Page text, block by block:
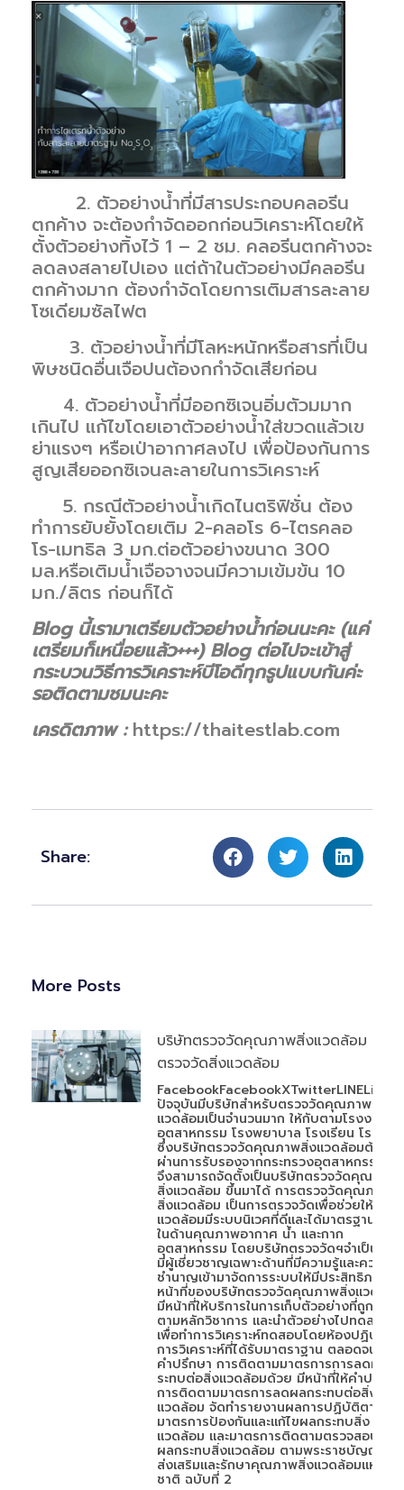
2. ตัวอย่างน้ำที่มีสารประกอบคลอรีน
ตกค้าง จะต้องกำจัดออกก่อนวิเคราะห์โดยให้
ตั้งตัวอย่างทิ้งไว้ 1 – 2 ชม. คลอรีนตกค้างจะ
ลดลงสลายไปเอง แต่ถ้าในตัวอย่างมีคลอรีน
ตกค้างมาก ต้องกำจัดโดยการเติมสารละลาย
โซเดียมซัลไฟต
3. ตัวอย่างน้ำที่มีโลหะหนักหรือสารที่เป็น
พิษชนิดอื่นเจือปนต้องกกำจัดเสียก่อน
4. ตัวอย่างน้ำที่มีออกซิเจนอิ่มตัวมมาก
เกินไป แก้ไขโดยเอาตัวอย่างน้ำใส่ขวดแล้วเข
ย่าแรงๆ หรือเป่าอากาศลงไป เพื่อป้องกันการ
สูญเสียออกซิเจนละลายในการวิเคราะห์
5. กรณีตัวอย่างน้ำเกิดไนตริฟิชั่น ต้อง
ทำการยับยั้งโดยเติม 2-คลอโร 6-ไตรคลอ
โร-เมทธิล 3 มก.ต่อตัวอย่างขนาด 300
มล.หรือเติมน้ำเจือจางจนมีความเข้มข้น 10
มก./ลิตร ก่อนก็ได้
Blog นี้เรามาเตรียมตัวอย่างน้ำก่อนนะคะ (แค่
เตรียมก็เหนื่อยแล้ว+++) Blog ต่อไปจะเข้าสู่
กระบวนวิธีการวิเคราะห์บีโอดีทุกรูปแบบกันค่ะ
รอติดตามชมนะคะ
เครดิตภาพ :https://thaitestlab.com
Share:
More Posts
บริษัทตรวจวัดคุณภาพสิ่งแวดล้อม
ตรวจวัดสิ่งแวดล้อม
FacebookFacebookXTwitterLINELineใน
ปัจจุบันมีบริษัทสำหรับตรวจวัดคุณภาพสิ่ง
แวดล้อมเป็นจำนวนมาก ให้กับตามโรงงาน
อุตสาหกรรม โรงพยาบาล โรงเรียน โรงแรม
ซึ่งบริษัทตรวจวัดคุณภาพสิ่งแวดล้อมต้อง
ผ่านการรับรองจากกระทรวงอุตสาหกรรม
จึงสามารถจัดตั้งเป็นบริษัทตรวจวัดคุณภาพ
สิ่งแวดล้อม ขึ้นมาได้ การตรวจวัดคุณภาพ
สิ่งแวดล้อม เป็นการตรวจวัดเพื่อช่วยให้สิ่ง
แวดล้อมมีระบบนิเวศที่ดีและได้มาตรฐาน ทั้ง
ในด้านคุณภาพอากาศ น้ำ และกาก
อุตสาหกรรม โดยบริษัทตรวจวัดฯจำเป็นต้อง
มีผู้เชี่ยวชาญเฉพาะด้านที่มีความรู้และความ
ชำนาญเข้ามาจัดการระบบให้มีประสิทธิภาพ
หน้าที่ของบริษัทตรวจวัดคุณภาพสิ่งแวดล้อม
มีหน้าที่ให้บริการในการเก็บตัวอย่างที่ถูกต้อง
ตามหลักวิชาการ และนำตัวอย่างไปทดสอบ
เพื่อทำการวิเคราะห์ทดสอบโดยห้องปฏิบัติ
การวิเคราะห์ที่ได้รับมาตราฐาน ตลอดจนให้
คำปรึกษา การติดตามมาตรการการลดผลก
ระทบต่อสิ่งแวดล้อมด้วย มีหน้าที่ให้คำปรึกษา
การติดตามมาตรการลดผลกระทบต่อสิ่ง
แวดล้อม จัดทำรายงานผลการปฏิบัติตาม
มาตรการป้องกันและแก้ไขผลกระทบสิ่ง
แวดล้อม และมาตรการติดตามตรวจสอบ
ผลกระทบสิ่งแวดล้อม ตามพระราชบัญญัติ
ส่งเสริมและรักษาคุณภาพสิ่งแวดล้อมแห่ง
ชาติ ฉบับที่ 2